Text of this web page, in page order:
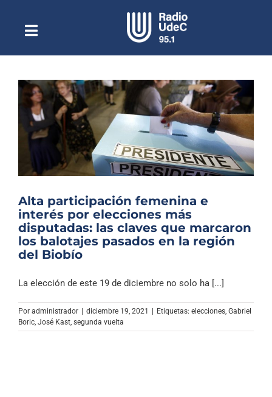
contenidoToggle
NavigationEscuchar Radio UdeC en vivo
Quiénes Somos
Programación
Podcast
Noticias
Columnas
Música Clásica
Archivo Sonoro
Alta participación femenina e
interés por elecciones más
disputadas: las claves que marcaron
los balotajes pasados en la región
del Biobío
La elección de este 19 de diciembre no solo ha [...]
Por administrador | diciembre 19, 2021 | Etiquetas: elecciones Gabriel
Boric José Kast segunda vuelta